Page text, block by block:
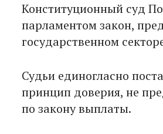
Конституционный суд
парламентом закон,
государственном
Судьи единогласно
принцип доверия, не
по закону выплаты.